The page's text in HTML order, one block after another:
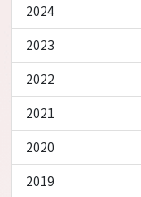
2024
2023
2022
2021
2020
2019